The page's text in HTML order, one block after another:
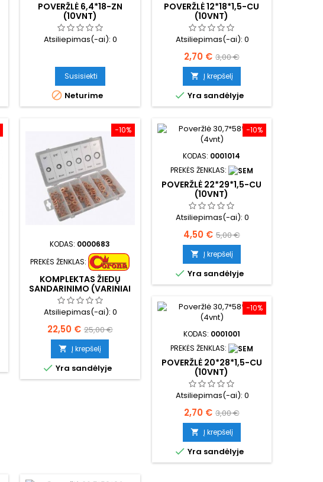
POVERŽLĖ 6,4*18-ZN
(10VNT)
Atsiliepimas(-ai):0
Susisiekti
 Neturime
POVERŽLĖ 12*18*1,5-CU
(10VNT)
Atsiliepimas(-ai): 0
Kaina
2,70 € Bazinė
kaina
3,00 €
 Į krepšelį
 Yra sandėlyje
−10%
KODAS: 0000683
PREKĖS ŽENKLAS:
KOMPLEKTAS ŽIEDŲ
SANDARINIMO (VARINIAI
150VNT.)
Atsiliepimas(-ai):0
Kaina
22,50 € Bazinė
kaina
25,00 €
 Į krepšelį
 Yra sandėlyje
−10%
KODAS: 0001014
PREKĖS ŽENKLAS:
POVERŽLĖ 22*29*1,5-CU
(10VNT)
Atsiliepimas(-ai): 0
Kaina
4,50 € Bazinė
kaina
5,00 €
 Į krepšelį
 Yra sandėlyje
−10%
KODAS: 0001001
PREKĖS ŽENKLAS:
POVERŽLĖ 20*28*1,5-CU
(10VNT)
Atsiliepimas(-ai): 0
Kaina
2,70 € Bazinė
kaina
3,00 €
 Į krepšelį
 Yra sandėlyje